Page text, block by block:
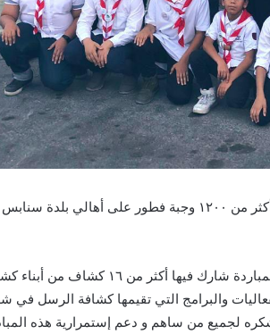
قامت كشافة رسل السلام بنادي النور بتوزيع أكثر من ١٢٠٠ وجبة فطور
وأوضح القائد الكشفي علي العبندي أن هذه المباردة
والبرامج التي تقيمها كشافة الرسل في
لجميع من ساهم و دعم إستمرارية هذه